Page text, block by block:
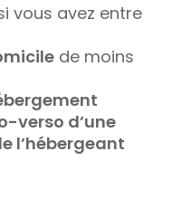
vous avez entre
de moins
verso d’une
l’hébergeant